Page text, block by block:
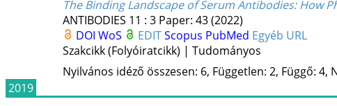
The Binding Landscape of Serum Antibodies: How
ANTIBODIES 11 : 3 Paper: 43(2022)
DOI WoS EDITScopus PubMed Egyéb URL
Szakcikk (Folyóiratcikk) | Tudományos
Nyilvános idéző összesen: 6, Független: 2, Függő: 4,
2019